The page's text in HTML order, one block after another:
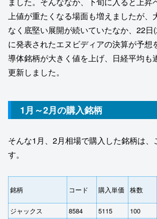
上値が重たくなる場面も増えましたが、
なく底堅い展開が続いていたなか、22日
に発表されたエヌビディアの決算が予想
導体銘柄が大きく値を上げ、日経平均も
更新しました。
1月～2月の購入銘柄
そんな1月、2月相場で購入した銘柄は、
す。
銘柄 コード 購入単価 株数
ジャックス
8584 5115 100